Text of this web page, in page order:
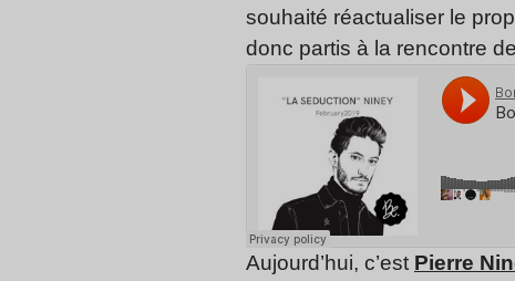
souhaité réactualiser le
donc partis à la rencontre
Aujourd’hui, c’est Pierre